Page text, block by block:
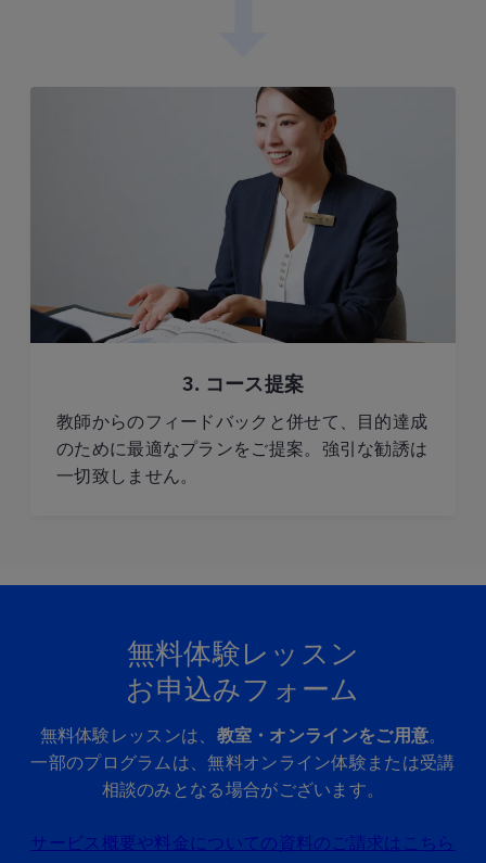
3. コース提案
教師からのフィードバックと併せて、目的達成
のために最適なプランをご提案。強引な勧誘は
一切致しません。
無料体験レッスン
お申込みフォーム
無料体験レッスンは、 教室・オンラインをご用意。
一部のプログラムは、無料オンライン体験または受講
相談のみとなる場合がございます。
サービス概要や料金についての資料のご請求はこちら